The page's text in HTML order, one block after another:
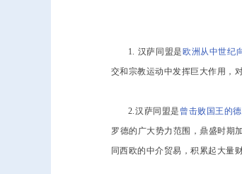
1. 汉萨同盟是 欧洲从中世纪
交和宗教运动中发挥巨大作用，
2.汉萨同盟是 曾击败国王的
罗德的广大势力范围，鼎盛时期
同西欧的中介贸易，积累起大量